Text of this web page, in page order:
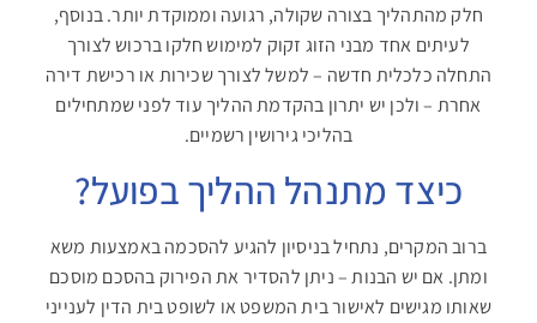
חלק מהתהליך בצורה שקולה, רגועה וממוקדת יותר. בנוסף,
לעיתים אחד מבני הזוג זקוק למימוש חלקו ברכוש לצורך
התחלה כלכלית חדשה – למשל לצורך שכירות או רכישת דירה
אחרת – ולכן יש יתרון בהקדמת ההליך עוד לפני שמתחילים
בהליכי גירושין רשמיים.
כיצד מתנהל ההליך בפועל?
ברוב המקרים, נתחיל בניסיון להגיע להסכמה באמצעות משא
ומתן. אם יש הבנות – ניתן להסדיר את הפירוק בהסכם מוסכם
שאותו מגישים לאישור בית המשפט או לשופט בית הדין לענייני